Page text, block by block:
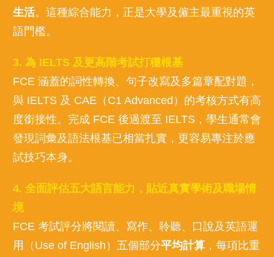
生活。這種綜合能力，正是大學及僱主最重視的英
語門檻。
3. 為 IELTS 及更高階考試打穩根基
FCE 涵蓋的詞性轉換、句子改寫及多篇章配對題，
與 IELTS 及 CAE（C1 Advanced）的考核方式有高
度銜接性。完成 FCE 後過渡至 IELTS，學生通常會
發現詞彙及語法根基已相當扎實，更容易專注於應
試技巧本身。
4. 全面評估五大語言能力，貼近真實學術及職場情
境
FCE 考試評分將閱讀、寫作、聆聽、口說及英語運
用（Use of English）五個部分平均計算 ，每項比重